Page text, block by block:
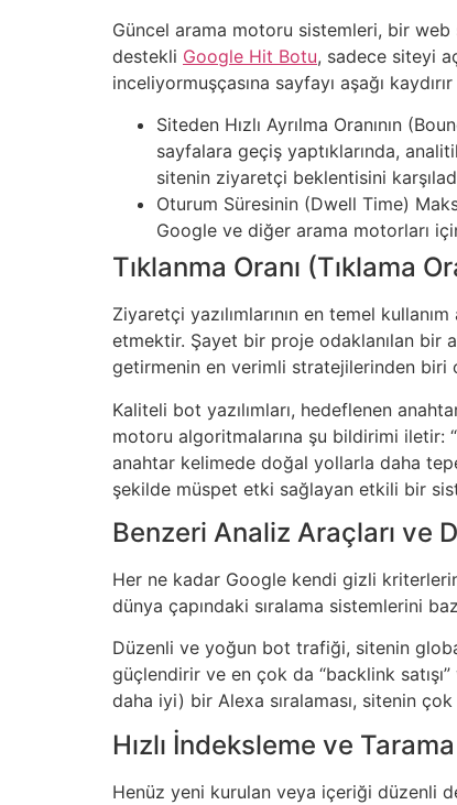
Güncel arama motoru sistemleri, bir
destekli Google Hit Botu, sadece siteyi
inceliyormuşçasına sayfayı aşağı
Siteden Hızlı Ayrılma Oranının
sayfalara geçiş yaptıklarında,
sitenin ziyaretçi beklentisini
Oturum Süresinin (Dwell Time)
Google ve diğer arama motorları
Tıklanma Oranı (Tıklama
Ziyaretçi yazılımlarının en temel
etmektir. Şayet bir proje odaklanılan bir
getirmenin en verimli stratejilerinden
Kaliteli bot yazılımları, hedeflenen
motoru algoritmalarına şu bildirimi iletir:
anahtar kelimede doğal yollarla daha
şekilde müspet etki sağlayan etkili bir
Benzeri Analiz Araçları ve
Her ne kadar Google kendi gizli
dünya çapındaki sıralama sistemlerini
Düzenli ve yoğun bot trafiği, sitenin
güçlendirir ve en çok da “backlink
daha iyi) bir Alexa sıralaması, sitenin
Hızlı İndeksleme ve
Henüz yeni kurulan veya içeriği düzenli